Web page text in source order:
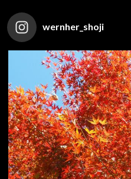
wernher_shoji